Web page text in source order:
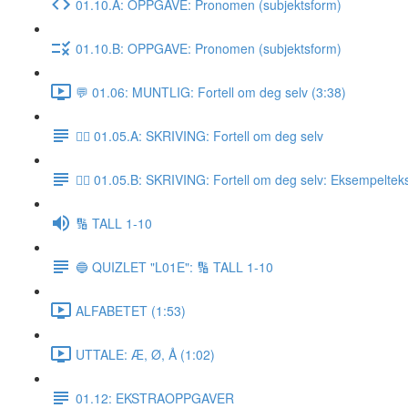
01.10.A: OPPGAVE: Pronomen (subjektsform)
01.10.B: OPPGAVE: Pronomen (subjektsform)
💬 01.06: MUNTLIG: Fortell om deg selv (3:38)
✍🏼 01.05.A: SKRIVING: Fortell om deg selv
✍🏼 01.05.B: SKRIVING: Fortell om deg selv:
🔢 TALL 1-10
🔵 QUIZLET "L01E": 🔢 TALL 1-10
ALFABETET (1:53)
UTTALE: Æ, Ø, Å (1:02)
01.12: EKSTRAOPPGAVER